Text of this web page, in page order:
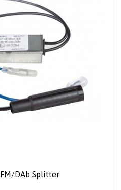
Pioneer Ca-ae-dab.001 - FM/DAb Splitter